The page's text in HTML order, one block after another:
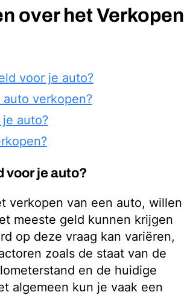
over het Verkopen
voor je auto?
verkopen?
auto?
voor je auto?
verkopen van een auto, willen
meeste geld kunnen krijgen
op deze vraag kan variëren,
zoals de staat van de
en de huidige
algemeen kun je vaak een